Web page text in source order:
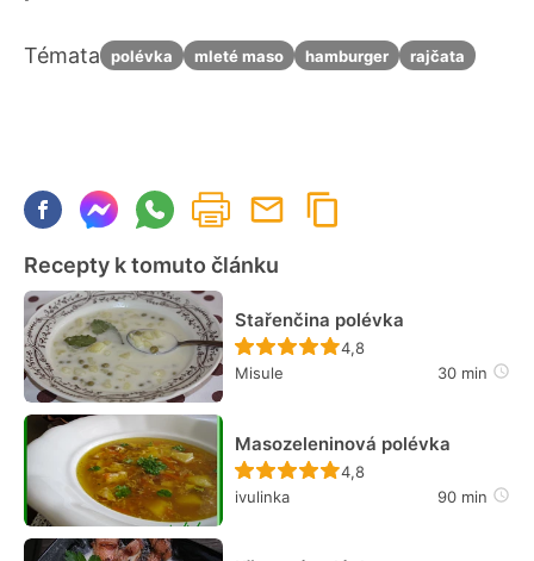
Témata polévka mleté maso hamburger rajčata
Recepty k tomuto článku
Stařenčina polévka
Recept ještě nebyl
4,8
Misule
30 min
Masozeleninová polévka
Recept ještě nebyl
4,8
ivulinka
90 min